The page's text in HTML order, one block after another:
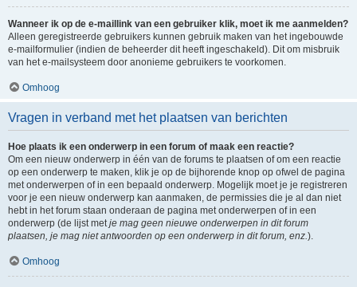
Wanneer ik op de e-maillink van een gebruiker klik, moet ik me aanmelden?
Alleen geregistreerde gebruikers kunnen gebruik maken van het ingebouwde
e-mailformulier (indien de beheerder dit heeft ingeschakeld). Dit om misbruik
van het e-mailsysteem door anonieme gebruikers te voorkomen.
Omhoog
Vragen in verband met het plaatsen van berichten
Hoe plaats ik een onderwerp in een forum of maak een reactie?
Om een nieuw onderwerp in één van de forums te plaatsen of om een reactie
op een onderwerp te maken, klik je op de bijhorende knop op ofwel de pagina
met onderwerpen of in een bepaald onderwerp. Mogelijk moet je je registreren
voor je een nieuw onderwerp kan aanmaken, de permissies die je al dan niet
hebt in het forum staan onderaan de pagina met onderwerpen of in een
onderwerp (de lijst metje mag geen nieuwe onderwerpen in dit forum
plaatsen, je mag niet antwoorden op een onderwerp in dit forum, enz.).
Omhoog